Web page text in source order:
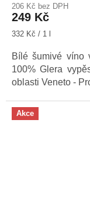
206 Kč bez DPH
249 Kč
Měrná
332 Kč / 1 l
Bílé šumivé víno
100% Glera
oblasti Veneto -
Akce